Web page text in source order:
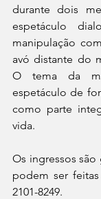
durante dois
espetáculo
manipulação
avó distante do
O tema da
espetáculo de
como parte
vida.
Os ingressos são
podem ser
2101-8249.